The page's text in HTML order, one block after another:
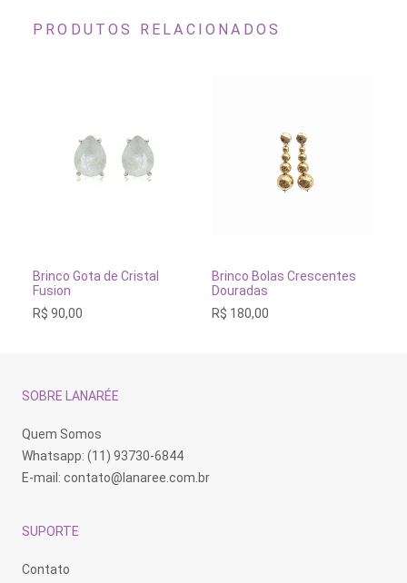
PRODUTOS RELACIONADOS
ADICIONAR AO CARRINHO
Brinco Gota de Cristal
Fusion
R$ 90,00
ADICIONAR AO
Brinco Bolas Crescentes
Douradas
R$ 180,00
SOBRE LANARÉE
Quem Somos
Whatsapp: (11) 93730-6844
E-mail: contato@lanaree.com.br
SUPORTE
Contato